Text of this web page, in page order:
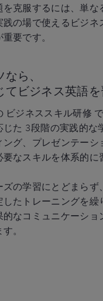
を克服するには、単な
践の場で使えるビジネ
要です。
ら、
てビジネス英語
ビジネススキル研修
じた 3段階の実践的な
ング、プレゼンテーシ
なスキルを体系的に
の学習にとどまらず
したトレーニングを繰
的なコミュニケーショ
。